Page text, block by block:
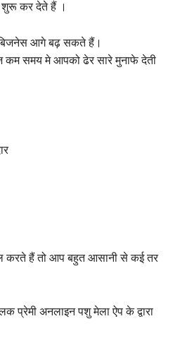
शुरू कर देते हैं ।
आगे बढ़ सकते हैं।
कम समय मे आपको ढेर सारे मुनाफे देती
करते हैं तो आप बहुत आसानी से कई तर
प्रेमी अनलाइन पशु मेला ऐप के द्वारा